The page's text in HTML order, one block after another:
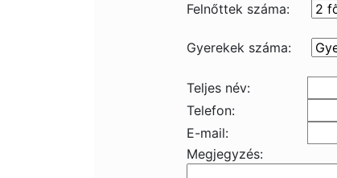
Felnőttek száma:
Gyerekek száma:
Teljes név:
Telefon:
E-mail:
Megjegyzés: